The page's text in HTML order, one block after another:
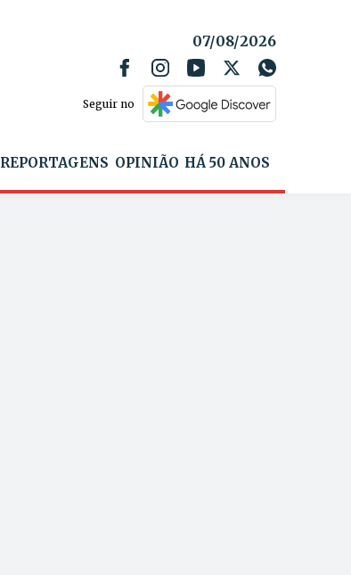
07/08/2026
Seguir no
REPORTAGENS OPINIÃO HÁ 50 ANOS